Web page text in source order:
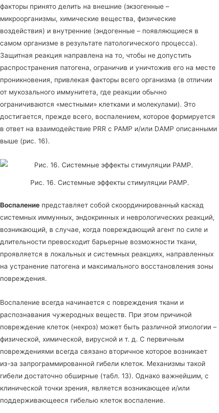
факторы принято делить на внешние (экзогенные –
микроорганизмы, химические вещества, физические
воздействия) и внутренние (эндогенные – появляющиеся в
самом организме в результате патологического процесса).
Защитная реакция направлена на то, чтобы не допустить
распространения патогена, ограничив и уничтожив его на месте
проникновения, привлекая факторы всего организма (в отличии
от мукозального иммунитета, где реакции обычно
ограничиваются «местными» клетками и молекулами). Это
достигается, прежде всего, воспалением, которое формируется
в ответ на взаимодействие PRR с PAMP и/или DAMP описанными
выше (рис. 16).
Рис. 16. Системные эффекты стимуляции PAMP.
Воспаление представляет собой скоординированный каскад
системных иммунных, эндокринных и неврологических реакций,
возникающий, в случае, когда повреждающий агент по силе и
длительности превосходит барьерные возможности ткани,
проявляется в локальных и системных реакциях, направленных
на устранение патогена и максимального восстановления зоны
повреждения.
Воспаление всегда начинается с повреждения ткани и
распознавания чужеродных веществ. При этом причиной
повреждение клеток (некроз) может быть различной этиологии –
физической, химической, вирусной и т. д. С первичным
повреждениями всегда связано вторичное которое возникает
из-за запрограммированной гибели клеток. Механизмы такой
гибели достаточно обширные (табл. 13). Однако важнейшим, с
клинической точки зрения, является возникающее и/или
поддерживающееся гибелью клеток воспаление.